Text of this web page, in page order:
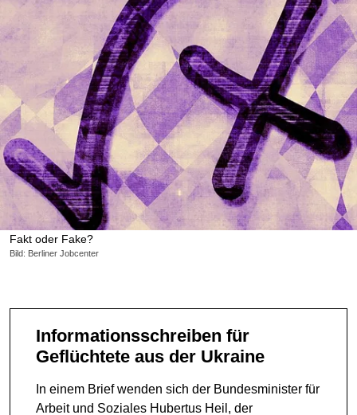
Fakt oder Fake?
Bild: Berliner Jobcenter
Informationsschreiben für
Geflüchtete aus der Ukraine
In einem Brief wenden sich der Bundesminister für
Arbeit und Soziales Hubertus Heil, der